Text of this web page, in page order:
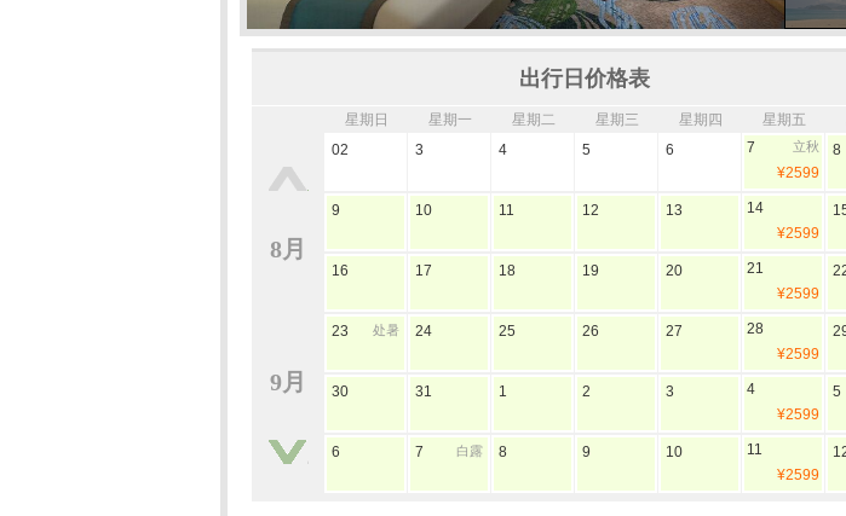
出行日价格表
8月
9月
星期日 星期一 星期二 星期三 星期四 星期五
02
3 4 5 6 7 立秋
¥2599
8
9 10 11 12 13
14
¥2599
16 17 18 19 20
21
¥2599
23 处暑 24 25 26 27
28
¥2599
30 31 1 2 3
4
¥2599
5
6 7 白露 8 9 10
11
¥2599